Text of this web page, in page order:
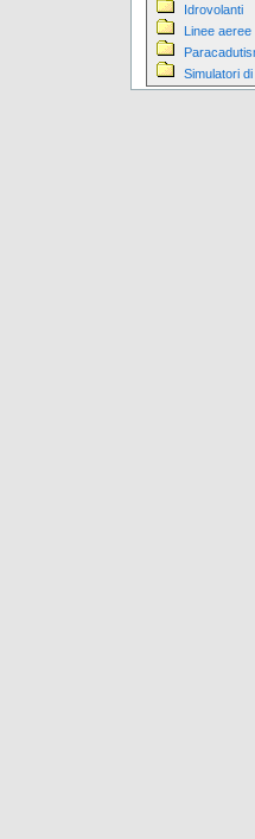
Idrovolanti
Linee aeree
Simulatori